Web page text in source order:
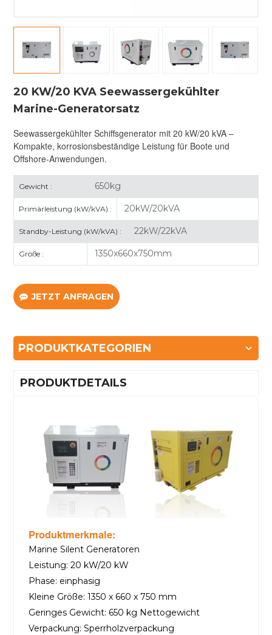
20 KW/20 KVA Seewassergekühlter
Marine-Generatorsatz
Seewassergekühlter Schiffsgenerator mit 20 kW/20 kVA –
Kompakte, korrosionsbeständige Leistung für Boote und
Offshore-Anwendungen.
Gewicht : 650kg
Primärleistung (kW/kVA) : 20kW/20kVA
Standby-Leistung (kW/kVA) : 22kW/22kVA
Größe : 1350x660x750mm
JETZT ANFRAGEN
PRODUKTKATEGORIEN
PRODUKTDETAILS
Produktmerkmale:
Marine Silent Generatoren
Leistung: 20 kW/20 kW
Phase: einphasig
Kleine Größe: 1350 x 660 x 750 mm
Geringes Gewicht: 650 kg Nettogewicht
Verpackung: Sperrholzverpackung